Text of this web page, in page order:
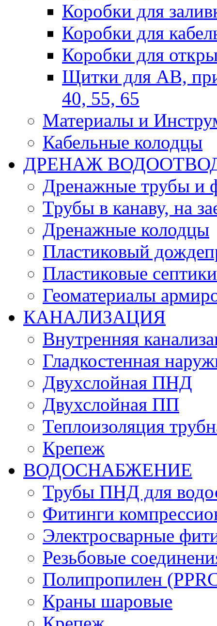
Коробки для
Коробки для
Коробки для
Щитки для АВ,
40, 55, 65
Материалы и
Кабельные колодцы
ДРЕНАЖ
Дренажные трубы и
Трубы в канаву, на
Дренажные колодцы
Пластиковый
Пластиковые септики
Геоматериалы
КАНАЛИЗАЦИЯ
Внутренняя
Гладкостенная
Двухслойная ПНД
Двухслойная ПП
Теплоизоляция
Крепеж
ВОДОСНАБЖЕНИЕ
Трубы ПНД для
Фитинги
Электросварные
Резьбовые
Полипропилен
Краны шаровые